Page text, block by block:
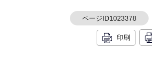
ページID1023378
印刷